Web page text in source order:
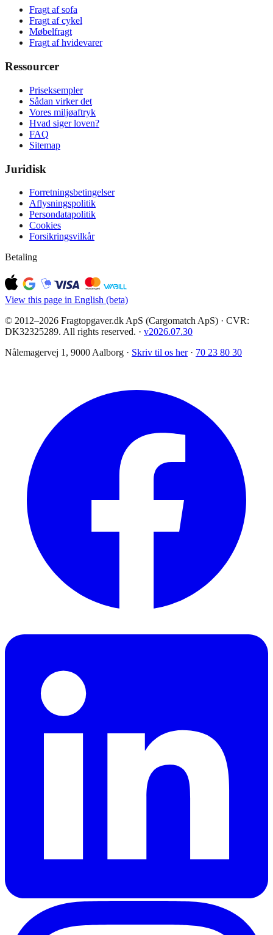
Fragt af sofa
Fragt af cykel
Møbelfragt
Fragt af hvidevarer
Ressourcer
Priseksempler
Sådan virker det
Vores miljøaftryk
Hvad siger loven?
FAQ
Sitemap
Juridisk
Forretningsbetingelser
Aflysningspolitik
Persondatapolitik
Cookies
Forsikringsvilkår
Betaling
View this page in English (beta)
© 2012–2026 Fragtopgaver.dk ApS (Cargomatch ApS) · CVR:
DK32325289. All rights reserved. · v2026.07.30
Nålemagervej 1, 9000 Aalborg · Skriv til os her · 70 23 80 30